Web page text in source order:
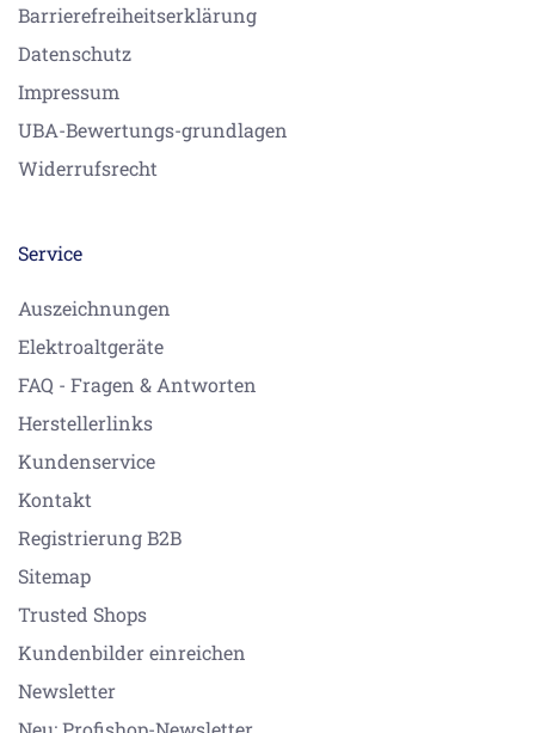
Barrierefreiheitserklärung
Datenschutz
Impressum
UBA-Bewertungs-grundlagen
Widerrufsrecht
Service
Auszeichnungen
Elektroaltgeräte
FAQ - Fragen & Antworten
Herstellerlinks
Kundenservice
Kontakt
Registrierung B2B
Sitemap
Trusted Shops
Kundenbilder einreichen
Newsletter